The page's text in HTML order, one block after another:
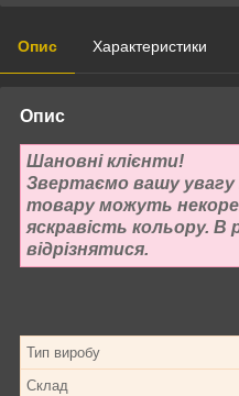
Опис Характеристики
Опис
Шановні клієнти!
Звертаємо вашу
товару можуть
яскравість кольору. В
відрізнятися.
Тип виробу
Склад